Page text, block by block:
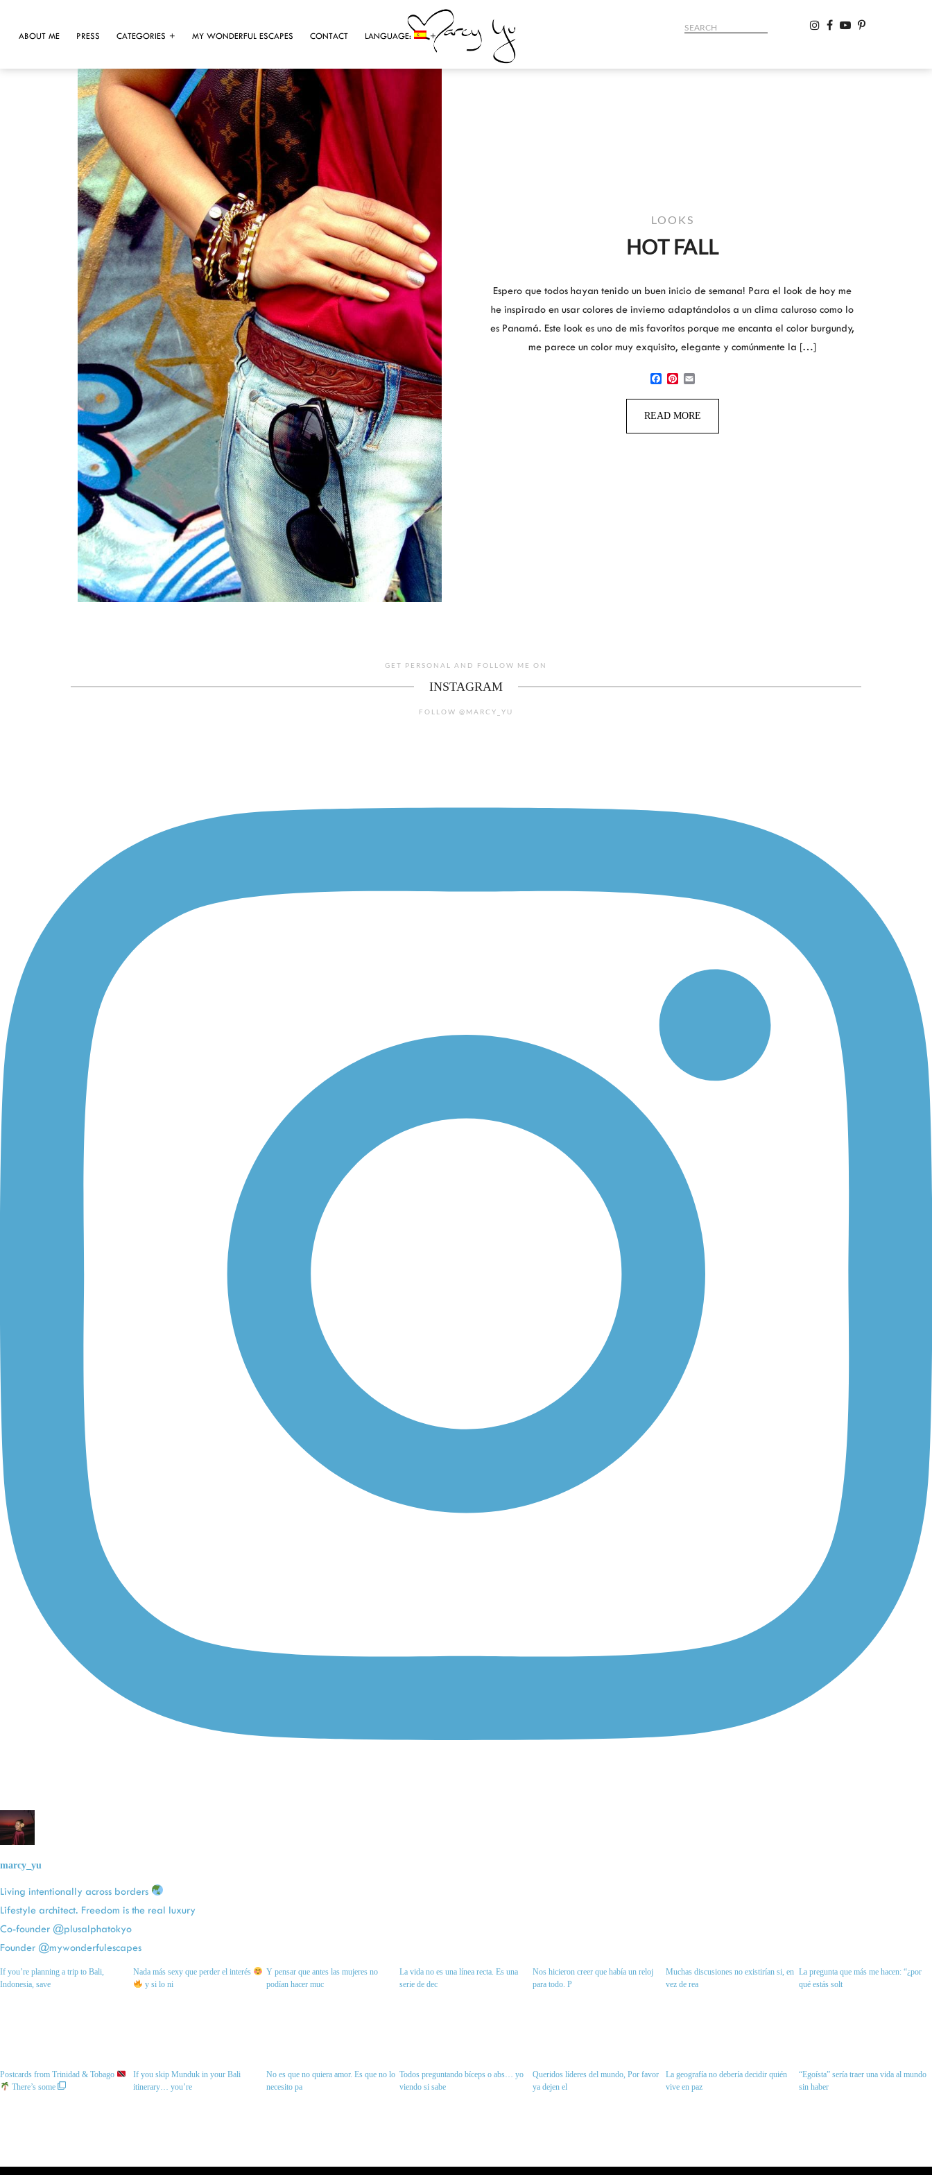
ABOUT ME PRESS CATEGORIES MY WONDERFUL ESCAPES CONTACT LANGUAGE:
LOOKS
HOT FALL
Espero que todos hayan tenido un buen inicio de semana! Para el look de hoy me
he inspirado en usar colores de invierno adaptándolos a un clima caluroso como lo
es Panamá. Este look es uno de mis favoritos porque me encanta el color burgundy,
me parece un color muy exquisito, elegante y comúnmente la […]
READ MORE
GET PERSONAL AND FOLLOW ME ON
INSTAGRAM
FOLLOW @MARCY_YU
marcy_yu
Living intentionally across borders
Lifestyle architect. Freedom is the real luxury
Co-founder @plusalphatokyo
Founder @mywonderfulescapes
If you’re planning a trip to Bali,
Indonesia, save
Nada más sexy que perder el interés
y si lo ni
Y pensar que antes las mujeres no
podían hacer muc
La vida no es una línea recta. Es una
serie de dec
Nos hicieron creer que había un reloj
para todo. P
Muchas discusiones no existirían si, en
vez de rea
La pregunta que más me hacen: “¿por
qué estás solt
Postcards from Trinidad & Tobago
There’s some
If you skip Munduk in your Bali
itinerary… you’re
No es que no quiera amor. Es que no lo
necesito pa
Todos preguntando bíceps o abs… yo
viendo si sabe
Queridos líderes del mundo, Por favor
ya dejen el
La geografía no debería decidir quién
vive en paz
“Egoísta” sería traer una vida al mundo
sin haber